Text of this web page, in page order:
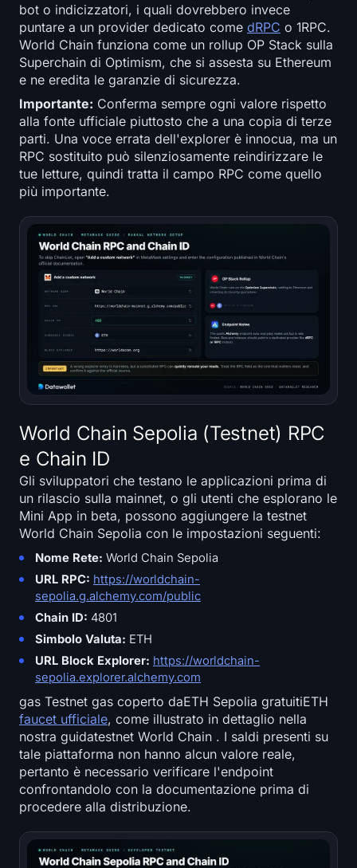
bot o indicizzatori, i quali dovrebbero invece
puntare a un provider dedicato come dRPC o 1RPC.
World Chain funziona come un rollup OP Stack sulla
Superchain di Optimism, che si assesta su Ethereum
e ne eredita le garanzie di sicurezza.
Importante: Conferma sempre ogni valore rispetto
alla fonte ufficiale piuttosto che a una copia di terze
parti. Una voce errata dell'explorer è innocua, ma un
RPC sostituito può silenziosamente reindirizzare le
tue letture, quindi tratta il campo RPC come quello
più importante.
World Chain Sepolia (Testnet) RPC
e Chain ID
Gli sviluppatori che testano le applicazioni prima di
un rilascio sulla mainnet, o gli utenti che esplorano le
Mini App in beta, possono aggiungere la testnet
World Chain Sepolia con le impostazioni seguenti:
Nome Rete: World Chain Sepolia
URL RPC: https://worldchain-
sepolia.g.alchemy.com/public
Chain ID: 4801
Simbolo Valuta: ETH
URL Block Explorer: https://worldchain-
sepolia.explorer.alchemy.com
gas Testnet gas coperto daETH Sepolia gratuitiETH
faucet ufficiale, come illustrato in dettaglio nella
nostra guidatestnet World Chain . I saldi presenti su
tale piattaforma non hanno alcun valore reale,
pertanto è necessario verificare l'endpoint
confrontandolo con la documentazione prima di
procedere alla distribuzione.